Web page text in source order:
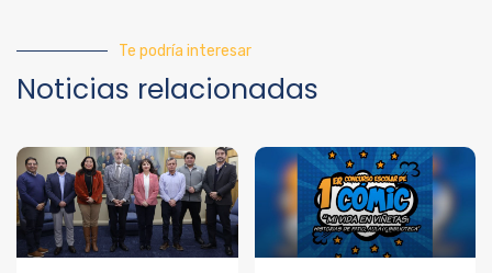
Te podría interesar
Noticias relacionadas